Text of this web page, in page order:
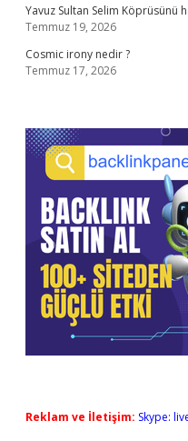
Yavuz Sultan Selim Köprüsünü
Temmuz 19, 2026
Cosmic irony nedir ?
Temmuz 17, 2026
Reklam ve İletişim: Skype: